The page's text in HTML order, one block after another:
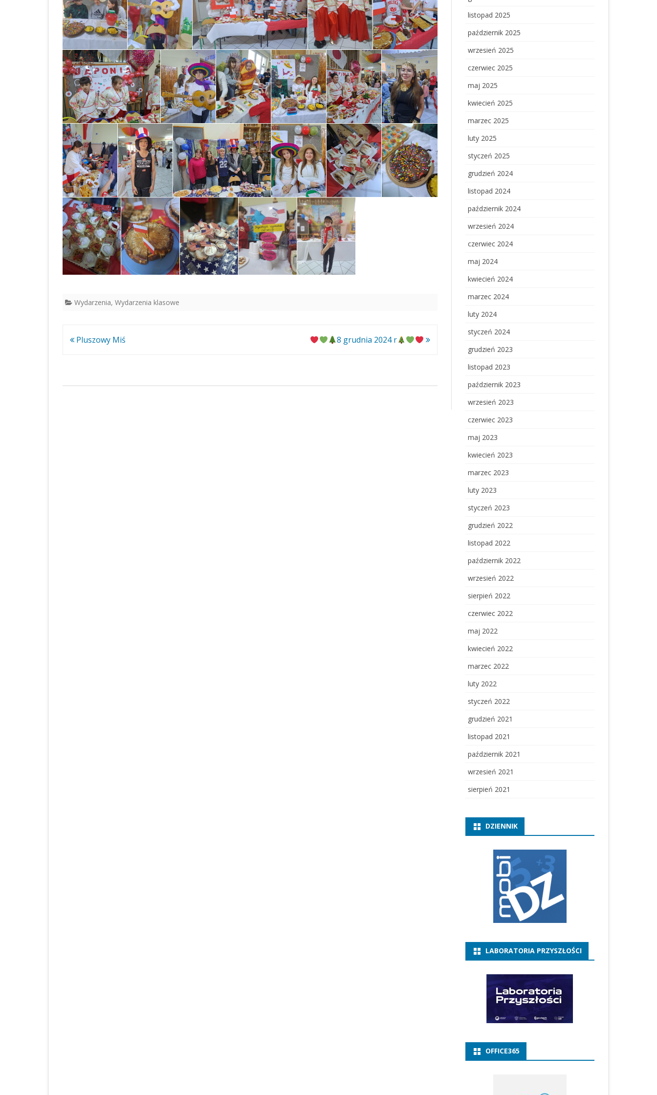
BABOROWIE W 2023 ROKU.
KONKURS NA STANOWISKO
GŁÓWNEGO KSIĘGOWEGO
NABÓR NA STANOWISKO
GŁÓWNEGO KSIĘGOWEGO W
ZESPOLE SZKOLNO –
PRZEDSZKOLNYM W
BABOROWIE
INFORMACJA O WYNIKACH
NABORU NA WOLNE
STANOWISKO URZĘDNICZE
GŁÓWNEGO KSIĘGOWEGO
Wydarzenia, Wydarzenia klasowe
Nawigacja
Pluszowy Miś 8 grudnia 2024 r
listopad 2025
październik 2025
wrzesień 2025
czerwiec 2025
maj 2025
kwiecień 2025
marzec 2025
luty 2025
styczeń 2025
grudzień 2024
listopad 2024
październik 2024
wrzesień 2024
czerwiec 2024
maj 2024
kwiecień 2024
marzec 2024
luty 2024
styczeń 2024
grudzień 2023
listopad 2023
październik 2023
wrzesień 2023
czerwiec 2023
maj 2023
kwiecień 2023
marzec 2023
luty 2023
styczeń 2023
grudzień 2022
listopad 2022
październik 2022
wrzesień 2022
sierpień 2022
czerwiec 2022
maj 2022
kwiecień 2022
marzec 2022
luty 2022
styczeń 2022
grudzień 2021
listopad 2021
październik 2021
wrzesień 2021
sierpień 2021
DZIENNIK
LABORATORIA PRZYSZŁOŚCI
OFFICE365